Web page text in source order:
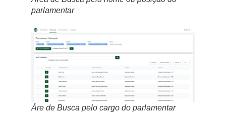
parlamentar
Áre de Busca pelo cargo do parlamentar